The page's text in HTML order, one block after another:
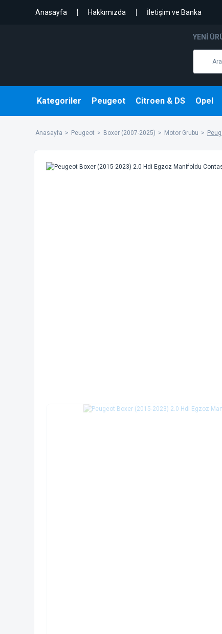
Anasayfa Hakkımızda İletişim ve Banka
YENI
Kategoriler Peugeot Citroen & DS Opel
Anasayfa Peugeot Boxer (2007-2025) Motor Grubu